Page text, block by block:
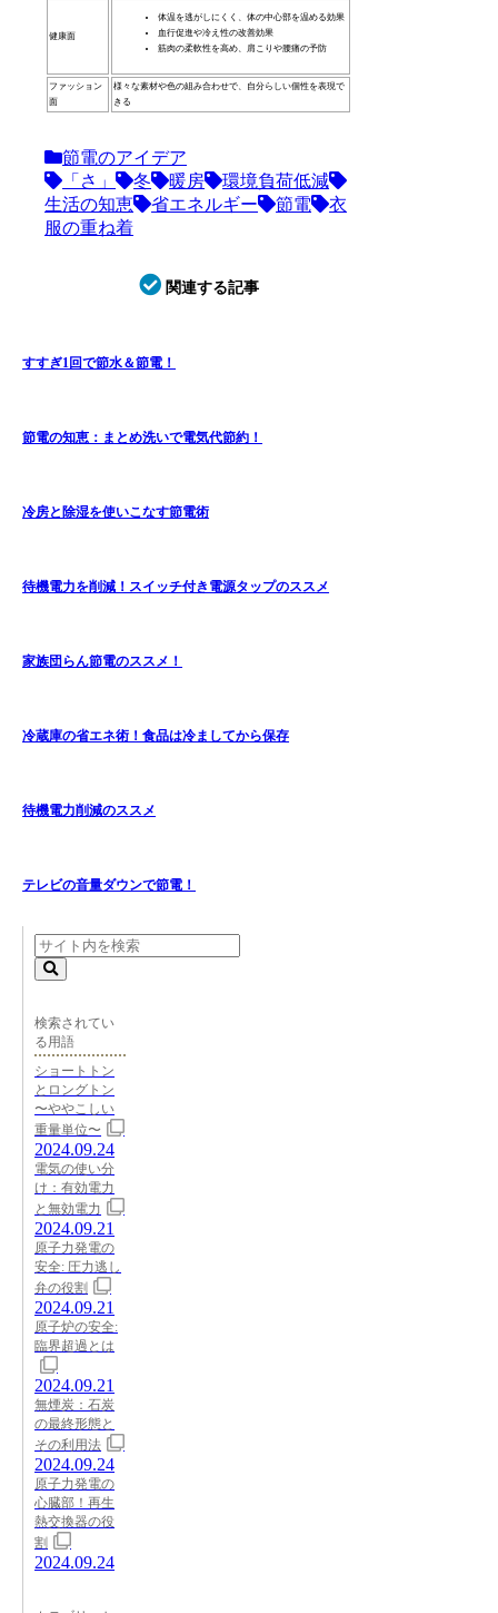
健康面
体温を逃がしにくく、体の中心部を温める効果
血行促進や冷え性の改善効果
筋肉の柔軟性を高め、肩こりや腰痛の予防
ファッション
面
様々な素材や色の組み合わせで、自分らしい個性を表現で
きる
節電のアイデア
「さ」
冬 暖房
環境負荷低減
生活の知恵
省エネルギー 節電
衣
服の重ね着
関連する記事
すすぎ1回で節水＆節電！
節電の知恵：まとめ洗いで電気代節約！
冷房と除湿を使いこなす節電術
待機電力を削減！スイッチ付き電源タップのススメ
家族団らん節電のススメ！
冷蔵庫の省エネ術！食品は冷ましてから保存
待機電力削減のススメ
テレビの音量ダウンで節電！
検索されてい
る用語
ショートトン
とロングトン
〜ややこしい
重量単位〜
2024.09.24
電気の使い分
け：有効電力
と無効電力
2024.09.21
原子力発電の
安全: 圧力逃し
弁の役割
2024.09.21
原子炉の安全:
臨界超過とは
2024.09.21
無煙炭：石炭
の最終形態と
その利用法
2024.09.24
原子力発電の
心臓部！再生
熱交換器の役
割
2024.09.24